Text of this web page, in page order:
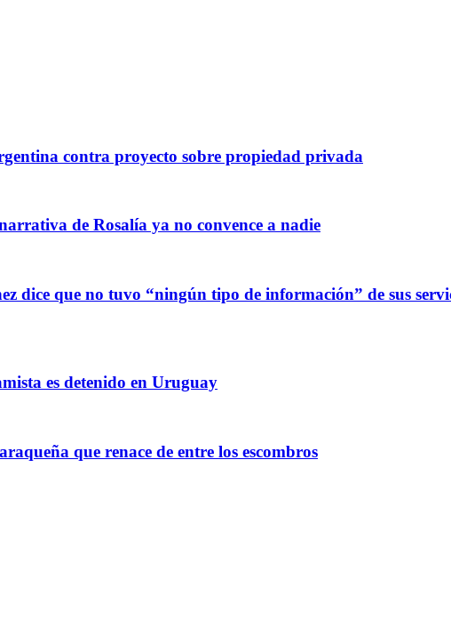
contra proyecto sobre propiedad privada
de Rosalía ya no convence a nadie
dice que no tuvo “ningún tipo de información” de sus
es detenido en Uruguay
que renace de entre los escombros